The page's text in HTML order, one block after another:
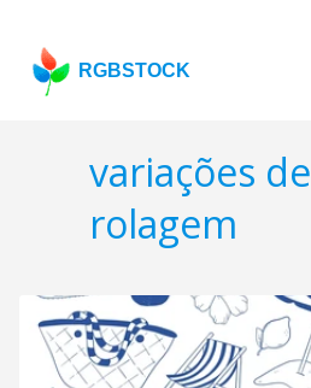
RGBSTOCK
variações de
rolagem